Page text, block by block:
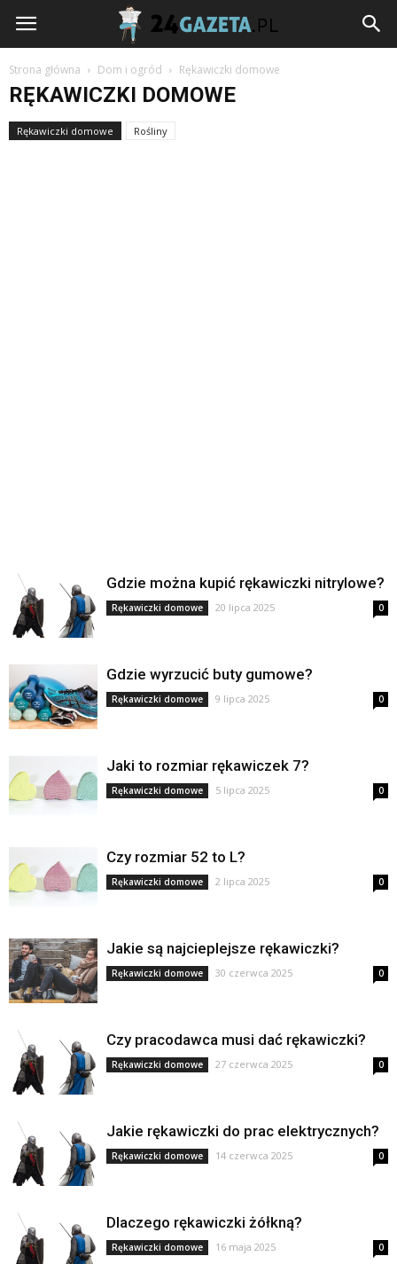
24gazeta.pl
Strona główna Dom i ogród Rękawiczki domowe
RĘKAWICZKI DOMOWE
Rękawiczki domowe Rośliny
Gdzie można kupić rękawiczki nitrylowe?
Rękawiczki domowe 20 lipca 2025 0
Gdzie wyrzucić buty gumowe?
Rękawiczki domowe 9 lipca 2025 0
Jaki to rozmiar rękawiczek 7?
Rękawiczki domowe 5 lipca 2025 0
Czy rozmiar 52 to L?
Rękawiczki domowe 2 lipca 2025 0
Jakie są najcieplejsze rękawiczki?
Rękawiczki domowe 30 czerwca 2025 0
Czy pracodawca musi dać rękawiczki?
Rękawiczki domowe 27 czerwca 2025 0
Jakie rękawiczki do prac elektrycznych?
Rękawiczki domowe 14 czerwca 2025 0
Dlaczego rękawiczki żółkną?
Rękawiczki domowe 16 maja 2025 0